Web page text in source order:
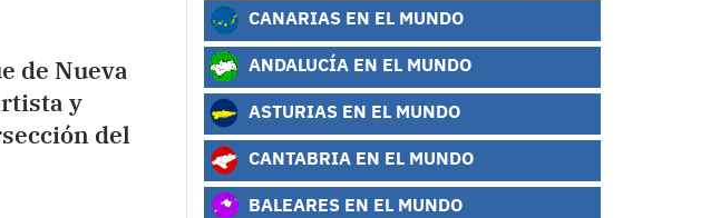
de Nueva
y
del
CANARIAS EN EL MUNDO
ANDALUCÍA EN EL MUNDO
ASTURIAS EN EL MUNDO
CANTABRIA EN EL MUNDO
BALEARES EN EL MUNDO